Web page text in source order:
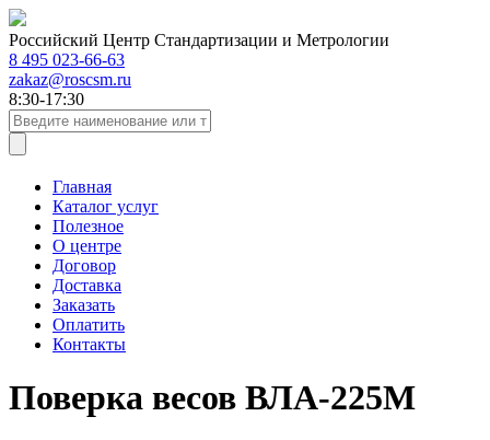
Российский Центр Стандартизации и Метрологии
8 495 023-66-63
zakaz@roscsm.ru
8:30-17:30
Главная
Каталог услуг
Полезное
О центре
Договор
Доставка
Заказать
Оплатить
Контакты
Поверка весов ВЛА-225М